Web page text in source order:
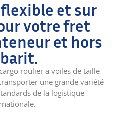
et sur
votre fret
et hors
roulier à voiles de taille
une grande variété
de la logistique